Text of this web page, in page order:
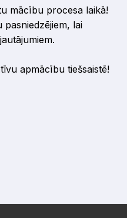
mācību procesa laikā!
pasniedzējiem, lai
apmācību tiešsaistē!